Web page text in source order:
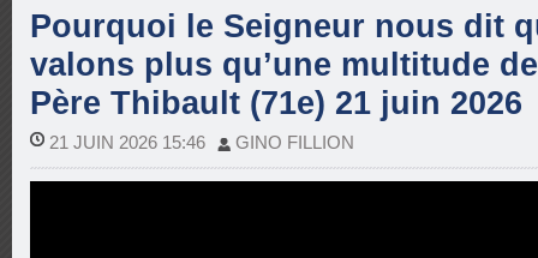
Pourquoi le Seigneur nous dit
valons plus qu’une multitude
Père Thibault (71e) 21 juin 2026
21 JUIN 2026 15:46 GINO FILLION